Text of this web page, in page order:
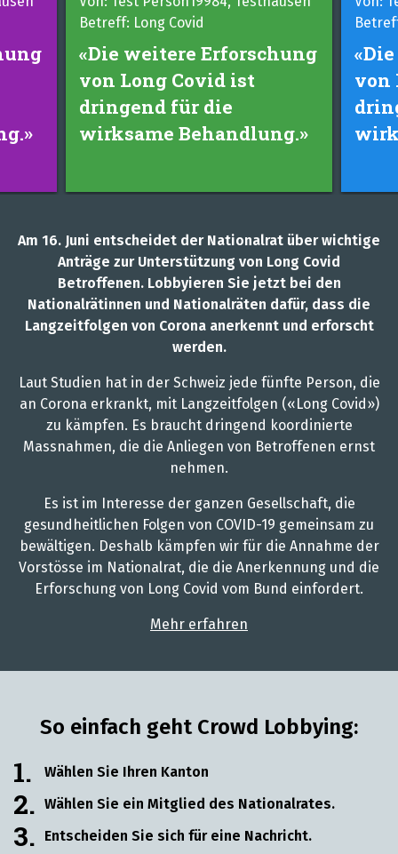
Erforschung
ist
Betreff: Long Covid
«Die weitere
von Long Covid ist
dringend für die
wirksame
Am 16. Juni entscheidet der Nationalrat über wichtige
Anträge zur Unterstützung von Long Covid
Betroffenen. Lobbyieren Sie jetzt bei den
Nationalrätinnen und Nationalräten dafür, dass die
Langzeitfolgen von Corona anerkennt und erforscht
werden.
Laut Studien hat in der Schweiz jede fünfte Person, die
an Corona erkrankt, mit Langzeitfolgen («Long Covid»)
zu kämpfen. Es braucht dringend koordinierte
Massnahmen, die die Anliegen von Betroffenen ernst
nehmen.
Es ist im Interesse der ganzen Gesellschaft, die
gesundheitlichen Folgen von COVID-19 gemeinsam zu
bewältigen. Deshalb kämpfen wir für die Annahme der
Vorstösse im Nationalrat, die die Anerkennung und die
Erforschung von Long Covid vom Bund einfordert.
Mehr erfahren
So einfach geht Crowd Lobbying:
1. Wählen Sie Ihren Kanton
2. Wählen Sie ein Mitglied des Nationalrates.
3. Entscheiden Sie sich für eine Nachricht.